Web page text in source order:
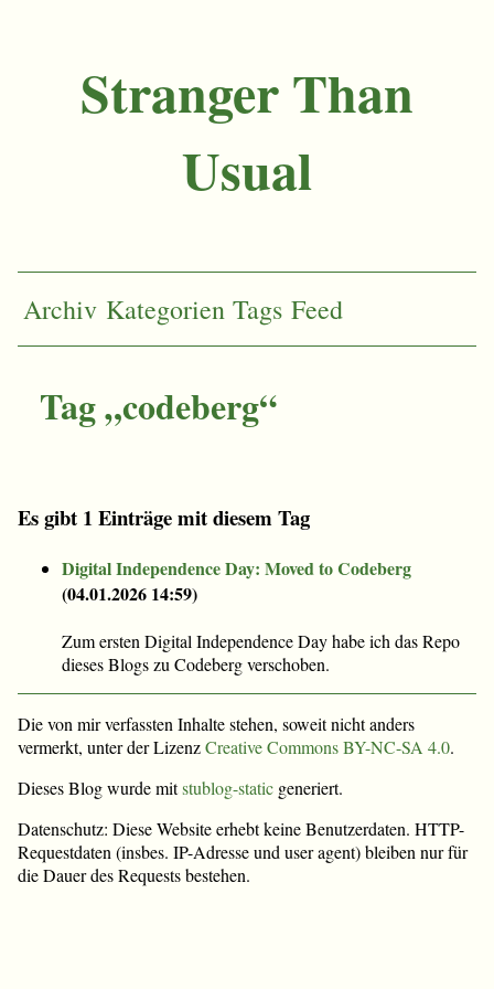
Stranger Than
Usual
Archiv Kategorien Tags Feed
Tag „codeberg“
Es gibt 1 Einträge mit diesem Tag
Digital Independence Day: Moved to Codeberg
(04.01.2026 14:59)
Zum ersten Digital Independence Day habe ich das Repo
dieses Blogs zu Codeberg verschoben.
Die von mir verfassten Inhalte stehen, soweit nicht anders
vermerkt, unter der LizenzCreative Commons BY-NC-SA 4.0.
Dieses Blog wurde mitstublog-static generiert.
Datenschutz: Diese Website erhebt keine Benutzerdaten. HTTP-
Requestdaten (insbes. IP-Adresse und user agent) bleiben nur für
die Dauer des Requests bestehen.